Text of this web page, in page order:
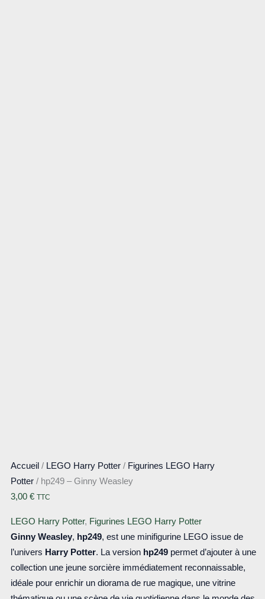
Accueil / LEGO Harry Potter/ Figurines LEGO Harry
Potter/ hp249 – Ginny Weasley
3,00 € TTC
LEGO Harry Potter, Figurines LEGO Harry Potter
Ginny Weasley, hp249, est une minifigurine LEGO issue de
l’univers Harry Potter. La version hp249permet d’ajouter à une
collection une jeune sorcière immédiatement reconnaissable,
idéale pour enrichir un diorama de rue magique, une vitrine